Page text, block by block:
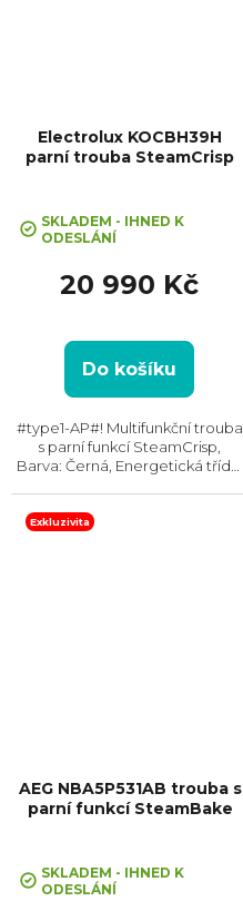
Electrolux KOCBH39H
parní trouba SteamCrisp
SKLADEM - IHNED K
ODESLÁNÍ
20 990 Kč
Do košíku
#type1-AP#! Multifunkční trouba
s parní funkcí SteamCrisp,
Barva: Černá, Energetická třída:
W, Rozměry (VxŠxH):
Exkluzivita
AEG NBA5P531AB trouba s
parní funkcí SteamBake
hodnocení
SKLADEM - IHNED K
ODESLÁNÍ